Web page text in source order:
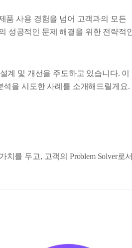
품 사용 경험을 넘어 고객과의 모든
성공적인 문제 해결을 위한 전략적인
계 및 개선을 주도하고 있습니다. 이
석을 시도한 사례를 소개해드릴게요.
치를 두고, 고객의 Problem Solver로서